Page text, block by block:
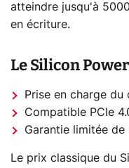
atteindre jusqu'à
en écriture.
Le Silicon
Prise en charge du
Compatible PCIe
Garantie limitée de
Le prix classique du